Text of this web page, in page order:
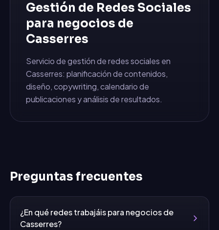
Gestión de Redes Sociales
para negocios de
Casserres
Servicio de gestión de redes sociales en
Casserres: planificación de contenidos,
diseño, copywriting, calendario de
publicaciones y análisis de resultados.
Preguntas frecuentes
¿En qué redes trabajáis para negocios de
Casserres?